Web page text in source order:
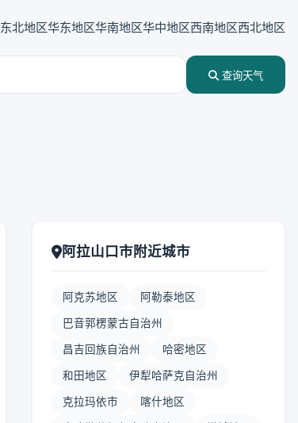
东北地区华东地区华南地区华中地区西南地区西北地区
查询天气
阿拉山口市附近城市
阿克苏地区 阿勒泰地区
巴音郭楞蒙古自治州
昌吉回族自治州 哈密地区
和田地区 伊犁哈萨克自治州
克拉玛依市 喀什地区